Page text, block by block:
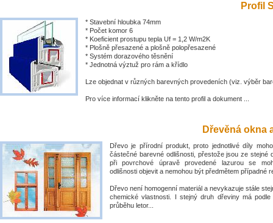
Profil
* Stavební hloubka 74mm
* Počet komor 6
* Koeficient prostupu tepla Uf = 1,2 W/m2K
* Plošně přesazené a plošně polopřesazené
* Systém dorazového těsnění
* Jednotná výztuž pro rám a křídlo
Lze objednat v různých barevných provedeních (viz. výběr
Pro více informací klikněte na tento profil a dokument ...
Dřevěná okna
Dřevo je přírodní produkt, proto jednotlivé díly
částečné barevné odlišnosti, přestože jsou ze stejné
při povrchové úpravě provedené lazurou se
odlišnosti objevit a nemohou být předmětem případné
Dřevo není homogenní materiál a nevykazuje stále
chemické vlastnosti. I stejný druh dřeviny má
průběhu letor...